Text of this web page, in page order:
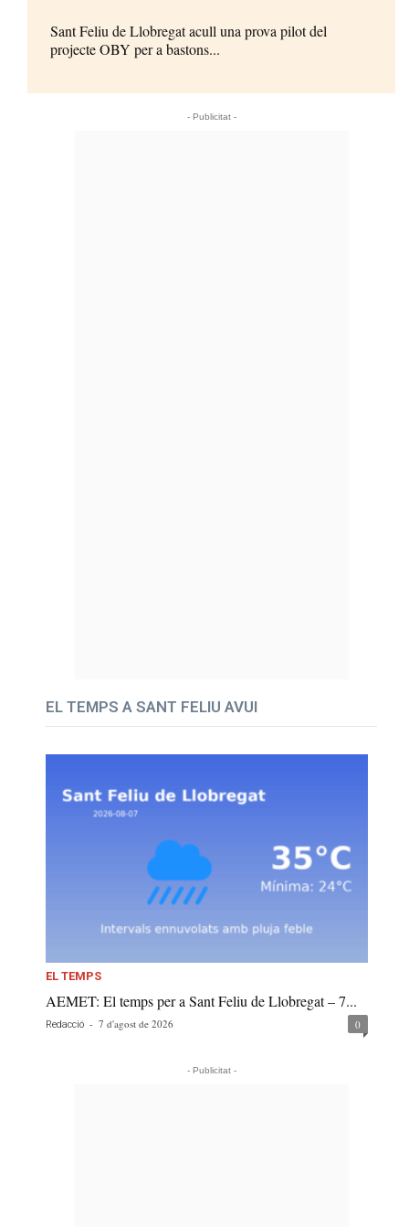
Sant Feliu de Llobregat acull una prova pilot del
projecte OBY per a bastons...
- Publicitat -
EL TEMPS A SANT FELIU AVUI
EL TEMPS
AEMET: El temps per a Sant Feliu de Llobregat – 7...
Redacció - 7 d'agost de 2026 0
- Publicitat -